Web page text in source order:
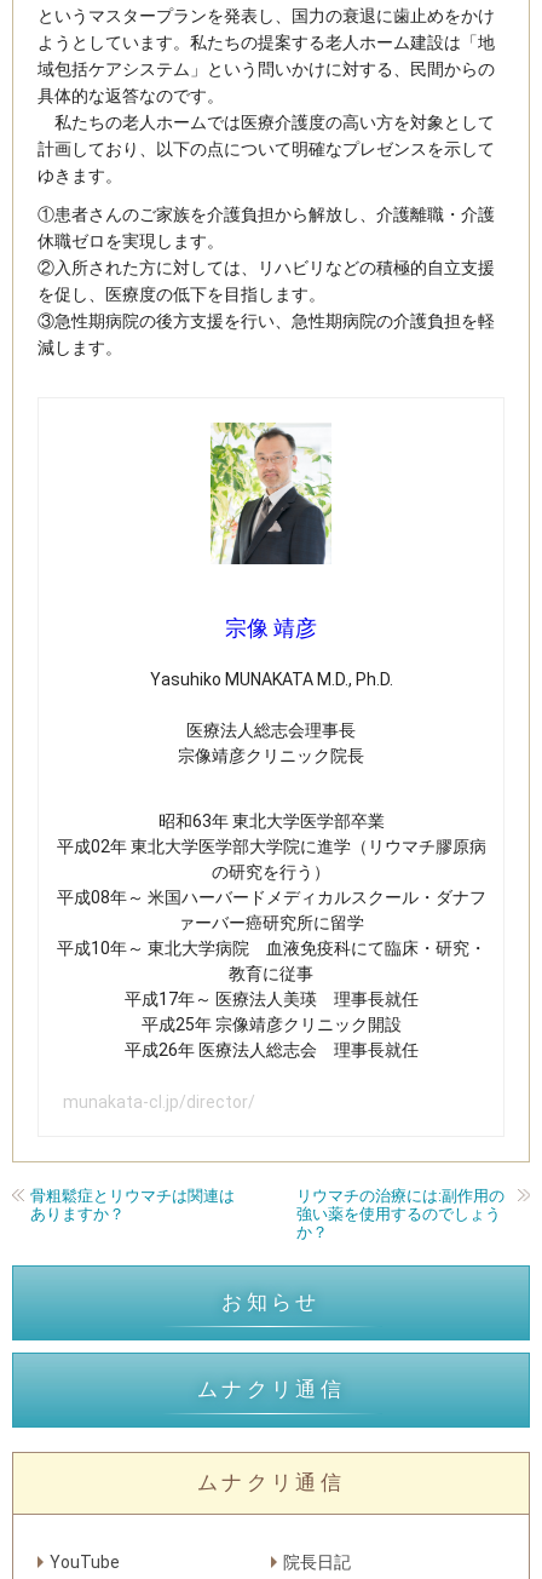
というマスタープランを発表し、国力の衰退に歯止めをかけ
ようとしています。私たちの提案する老人ホーム建設は「地
域包括ケアシステム」という問いかけに対する、民間からの
具体的な返答なのです。
私たちの老人ホームでは医療介護度の高い方を対象として
計画しており、以下の点について明確なプレゼンスを示して
ゆきます。
①患者さんのご家族を介護負担から解放し、介護離職・介護
休職ゼロを実現します。
②入所された方に対しては、リハビリなどの積極的自立支援
を促し、医療度の低下を目指します。
③急性期病院の後方支援を行い、急性期病院の介護負担を軽
減します。
宗像 靖彦
Yasuhiko MUNAKATA M.D., Ph.D.
​医療法人総志会理事長
宗像靖彦クリニック​院長
昭和63年 東北大学医学部卒業​
平成02年 東北大学医学部大学院に進学（リウマチ膠原病
の研究を行う）
平成08年～ 米国ハーバードメディカルスクール・ダナフ
ァーバー癌研究所に留学
平成10年～ 東北大学病院 血液免疫科にて臨床・研究・
教育に従事
平成17年～ 医療法人美瑛 理事長就任
平成25年 宗像靖彦クリニック開設
平成26年 医療法人総志会 理事長就任​
munakata-cl.jp/director/
骨粗鬆症とリウマチは関連は
ありますか？
リウマチの治療には:副作用の
強い薬を使用するのでしょう
か？
お知らせ
ムナクリ通信
ムナクリ通信
YouTube 院長日記